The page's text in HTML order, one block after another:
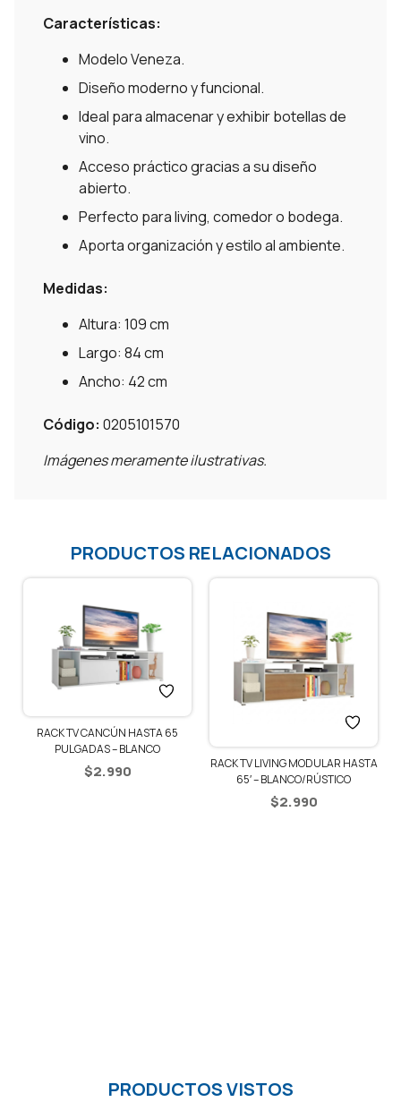
Características:
Modelo Veneza.
Diseño moderno y funcional.
Ideal para almacenar y exhibir botellas de
vino.
Acceso práctico gracias a su diseño
abierto.
Perfecto para living, comedor o bodega.
Aporta organización y estilo al ambiente.
Medidas:
Altura: 109 cm
Largo: 84 cm
Ancho: 42 cm
Código: 0205101570
Imágenes meramente ilustrativas.
PRODUCTOS RELACIONADOS
RACK TV CANCÚN HASTA 65
PULGADAS – BLANCO
$2.990
RACK TV LIVING MODULAR HASTA
65′ – BLANCO/RÚSTICO
$2.990
PRODUCTOS VISTOS